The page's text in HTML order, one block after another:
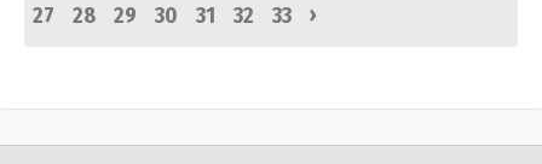
27
28 29 30 31 32 33 ›